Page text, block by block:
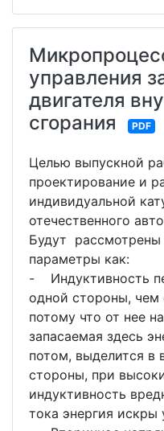
управления
двигателя
сгорания
PDF
Целью выпускной
проектирование и
индивидуальной
отечественного
Будут рассмотрены
параметры как:
- Индуктивность
одной стороны, чем
потому что от нее
запасаемая здесь
потом, выделится в
стороны, при
индуктивность
тока энергия искры